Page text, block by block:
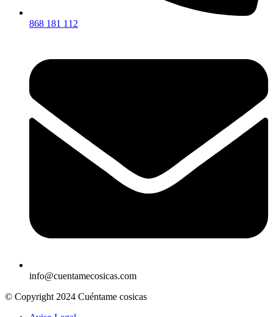
868 181 112
info@cuentamecosicas.com
© Copyright 2024 Cuéntame cosicas